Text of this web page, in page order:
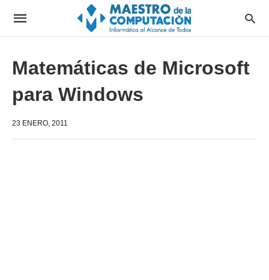
Matemáticas de Microsoft
para Windows
23 ENERO, 2011